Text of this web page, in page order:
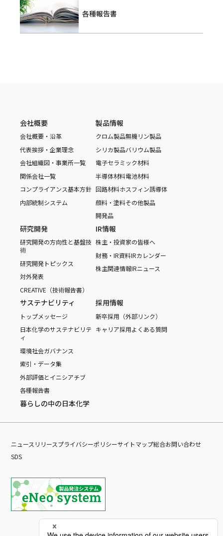
各種報告書
会社概要
会社概要・沿革
代表挨拶・企業理念
会社組織図・事業所一覧
関係会社一覧
コンプライアンス基本方針
内部統制システム
製品情報
クロム製品無機リン製品
シリカ製品バリウム製品
電子セラミック材料
半導体材料電池材料
回路材料ホスフィン誘導体
顔料・塗料その他製品
開発品
研究開発
研究開発の方向性と基盤技
術
研究開発トピックス
対外発表
CREATIVE（技術報告書）
IR情報
株主・投資家の皆様へ
財務・IR資料IRカレンダー
株主関連情報IRニュース
サステナビリティ
トップメッセージ
日本化学のサステナビリテ
ィ
環境社会ガバナンス
索引・データ集
外部評価とイニシアチブ
各種報告書
採用情報
新卒採用（外部リンク）
キャリア採用よくある質問
暮らしの中の日本化学
ニュースリリースプライバシーポリシーサイトマップ総合お問い合わせ
SDS